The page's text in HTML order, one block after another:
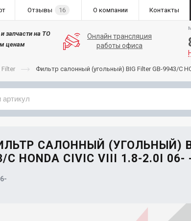
Отзывы 16 О компании Контакты
запчасти на ТО
ценам
Онлайн трансляция
работы офиса
Filter Фильтр салонный (угольный) BIG Filter GB-9943/C
САЛОННЫЙ (УГОЛЬНЫЙ)
C HONDA CIVIC VIII 1.8-2.0I 06-